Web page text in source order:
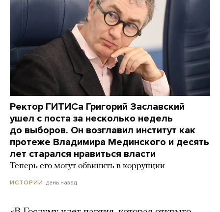
Ректор ГИТИСа Григорий Заславский
ушел с поста за несколько недель
до выборов. Он возглавил институт как
протеже Владимира Мединского и десять
лет старался нравиться власти
Теперь его могут обвинить в коррупции
ИСТОРИИ день назад